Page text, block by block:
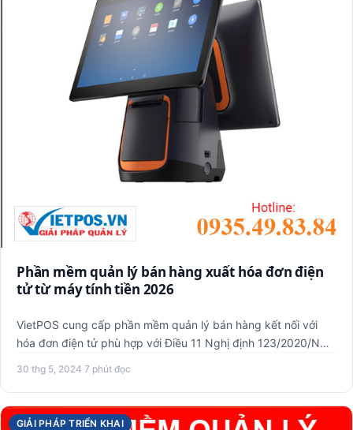
Phần mềm quản lý bán hàng xuất hóa đơn điện
tử từ máy tính tiền 2026
VietPOS cung cấp phần mềm quản lý bán hàng kết nối với
hóa đơn điện tử phù hợp với Điều 11 Nghị định 123/2020/NĐ-
30 thg 5, 2024·7 phút đọc
GIẢI PHÁP TRIỂN KHAI